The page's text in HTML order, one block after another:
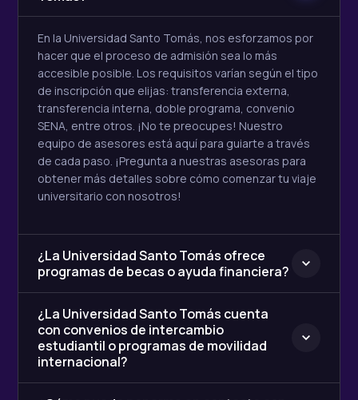
En la Universidad Santo Tomás, nos esforzamos por
hacer que el proceso de admisión sea lo más
accesible posible. Los requisitos varían según el tipo
de inscripción que elijas: transferencia externa,
transferencia interna, doble programa, convenio
SENA, entre otros. ¡No te preocupes! Nuestro
equipo de asesores está aquí para guiarte a través
de cada paso. ¡Pregunta a nuestras asesoras para
obtener más detalles sobre cómo comenzar tu viaje
universitario con nosotros!
¿La Universidad Santo Tomás ofrece
programas de becas o ayuda financiera?
¿La Universidad Santo Tomás cuenta
con convenios de intercambio
estudiantil o programas de movilidad
internacional?